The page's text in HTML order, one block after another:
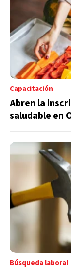
Capacitación
Abren la
saludable en
Búsqueda laboral